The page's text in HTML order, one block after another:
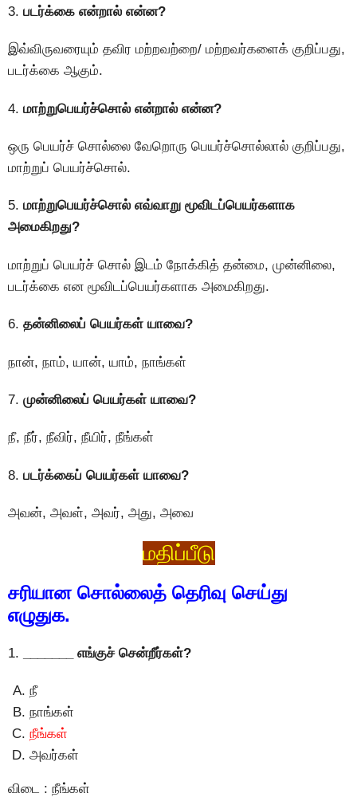
3. படர்க்கை என்றால் என்ன?
இவ்விருவரையும் தவிர மற்றவற்றை/ மற்றவர்களைக் குறிப்பது,
படர்க்கை ஆகும்.
4. மாற்றுபெயர்ச்சொல் என்றால் என்ன?
ஒரு பெயர்ச் சொல்லை வேறொரு பெயர்ச்சொல்லால் குறிப்பது,
மாற்றுப் பெயர்ச்சொல்.
5. மாற்றுபெயர்ச்சொல் எவ்வாறு மூவிடப்பெயர்களாக
அமைகிறது?
மாற்றுப் பெயர்ச் சொல் இடம் நோக்கித் தன்மை, முன்னிலை,
படர்க்கை என மூவிடப்பெயர்களாக அமைகிறது.
6. தன்னிலைப் பெயர்கள் யாவை?
நான், நாம், யான், யாம், நாங்கள்
7. முன்னிலைப் பெயர்கள் யாவை?
நீ, நீர், நீவிர், நீயிர், நீங்கள்
8. படர்க்கைப் பெயர்கள் யாவை?
அவன், அவள், அவர், அது, அவை
மதிப்பீடு
சரியான சொல்லைத் தெரிவு செய்து
எழுதுக.
1. _______ எங்குச் சென்றீர்கள்?
நீ
நாங்கள்
நீங்கள்
அவர்கள்
விடை : நீங்கள்